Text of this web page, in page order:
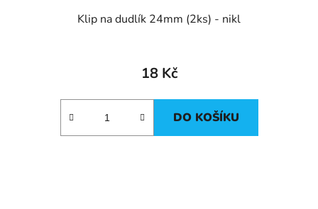
Klip na dudlík 24mm (2ks) - nikl
18 Kč
DO KOŠÍKU